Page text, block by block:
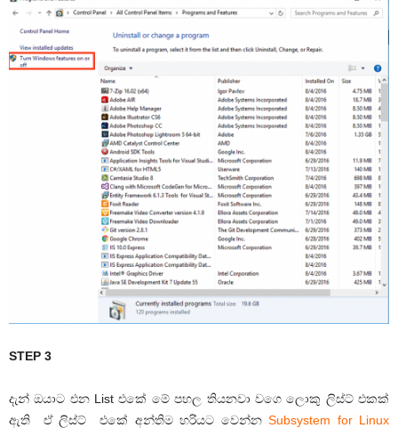
STEP 3
දැන් ඔයාට එන List එකේ මේ පහල තියනවා වගෙ ලොකු ලිස්ට් එකක්
ඇති ඒ ලිස්ට් එකේ අන්තිම හරියට වෙන්නSubsystem for Linux